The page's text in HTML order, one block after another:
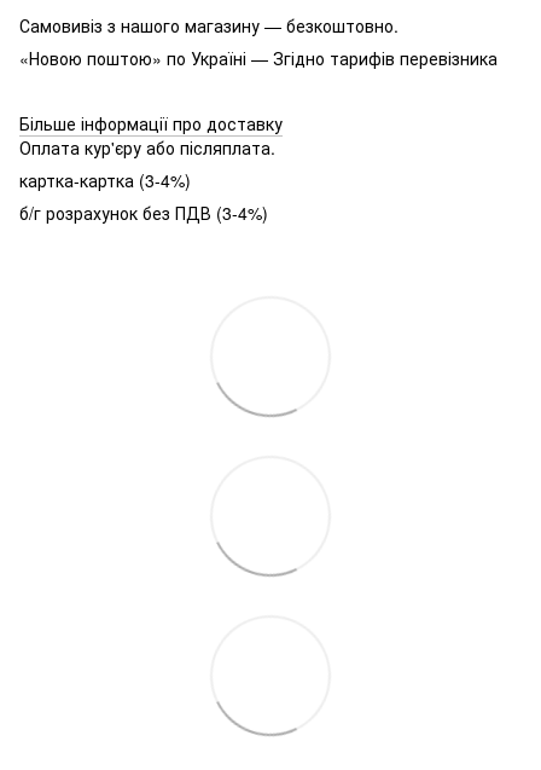
Самовивіз з нашого магазину — безкоштовно.
«Новою поштою» по Україні — Згідно тарифів перевізника
Більше інформації про доставку
Оплата кур'єру або післяплата.
картка-картка (3-4%)
б/г розрахунок без ПДВ (3-4%)